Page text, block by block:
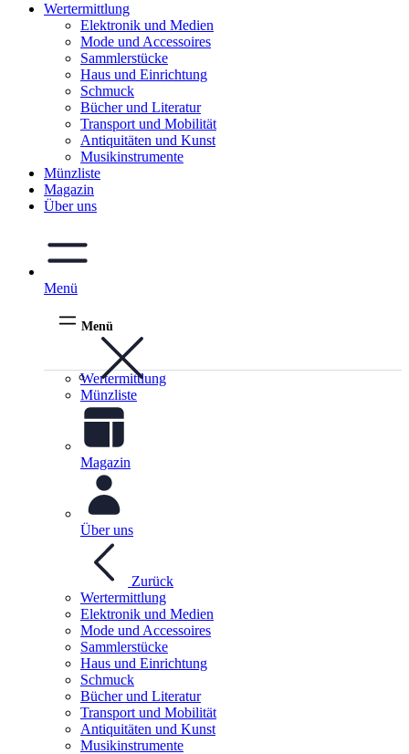
Wertermittlung
Elektronik und Medien
Mode und Accessoires
Sammlerstücke
Haus und Einrichtung
Schmuck
Bücher und Literatur
Transport und Mobilität
Antiquitäten und Kunst
Musikinstrumente
Münzliste
Magazin
Über uns
Menü
Menü
Wertermittlung
Münzliste
Magazin
Über uns
Zurück
Wertermittlung
Elektronik und Medien
Mode und Accessoires
Sammlerstücke
Haus und Einrichtung
Schmuck
Bücher und Literatur
Transport und Mobilität
Antiquitäten und Kunst
Musikinstrumente